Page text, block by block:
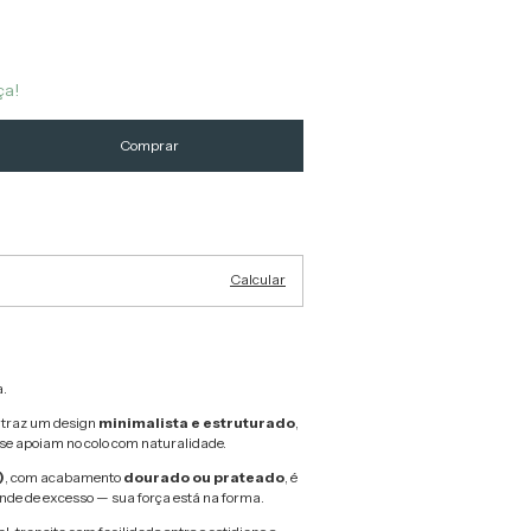
Calcular
um design minimalista e estruturado,
apoiam no colo com naturalidade.
, com acabamento dourado ou prateado, é
de excesso — sua força está na forma.